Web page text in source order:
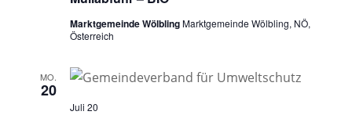
Marktgemeinde WölblingMarktgemeinde Wölbling, NÖ,
Österreich
MO.
20
Juli 20